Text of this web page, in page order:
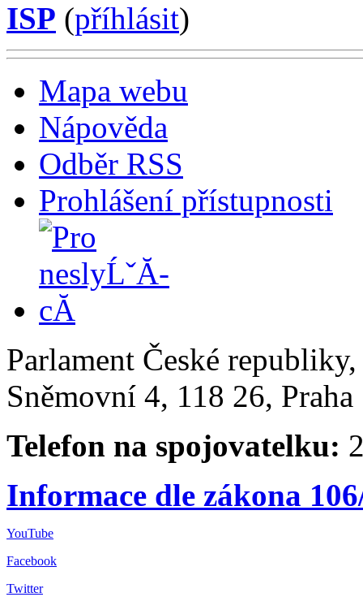
ISP (příhlásit)
Mapa webu
Nápověda
Odběr RSS
Prohlášení přístupnosti
Parlament České
Sněmovní 4, 118 26,
Telefon na spojovatelku:
Informace dle zákona
YouTube
Facebook
Twitter